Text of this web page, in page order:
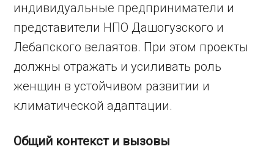
индивидуальные предприниматели и
представители НПО Дашогузского и
Лебапского велаятов. При этом проекты
должны отражать и усиливать роль
женщин в устойчивом развитии и
климатической адаптации.
Общий контекст и вызовы